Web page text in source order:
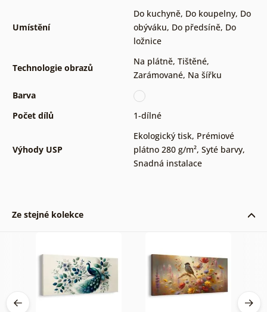
Umístění
Do kuchyně, Do koupelny, Do
obýváku, Do předsíně, Do
ložnice
Technologie obrazů
Na plátně, Tištěné,
Zarámované, Na šířku
Barva
Počet dílů
1-dílné
Výhody USP
Ekologický tisk, Prémiové
plátno 280 g/m², Syté barvy,
Snadná instalace
Ze stejné kolekce